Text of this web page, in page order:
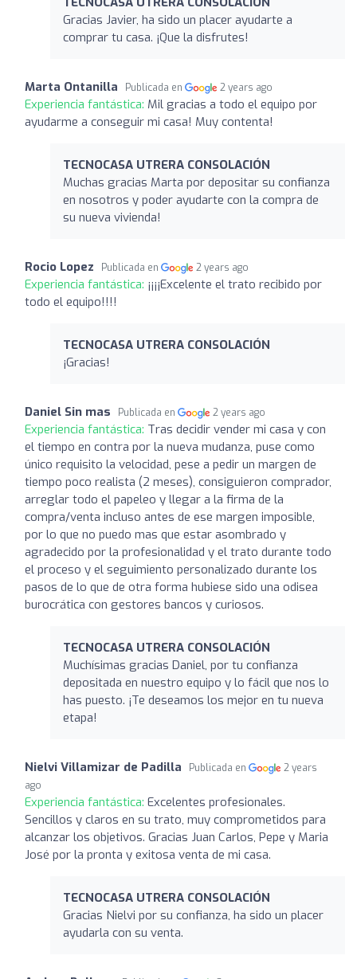
Gracias Javier, ha sido un placer ayudarte a
comprar tu casa. ¡Que la disfrutes!
Marta Ontanilla Publicada en 2 years ago
Experiencia fantástica: Mil gracias a todo el equipo por
ayudarme a conseguir mi casa! Muy contenta!
TECNOCASA UTRERA CONSOLACIÓN
Muchas gracias Marta por depositar su confianza
en nosotros y poder ayudarte con la compra de
su nueva vivienda!
Rocio Lopez Publicada en 2 years ago
Experiencia fantástica: ¡¡¡¡Excelente el trato recibido por
todo el equipo!!!!
TECNOCASA UTRERA CONSOLACIÓN
¡Gracias!
Daniel Sin mas Publicada en 2 years ago
Experiencia fantástica: Tras decidir vender mi casa y con
el tiempo en contra por la nueva mudanza, puse como
único requisito la velocidad, pese a pedir un margen de
tiempo poco realista (2 meses), consiguieron comprador,
arreglar todo el papeleo y llegar a la firma de la
compra/venta incluso antes de ese margen imposible,
por lo que no puedo mas que estar asombrado y
agradecido por la profesionalidad y el trato durante todo
el proceso y el seguimiento personalizado durante los
pasos de lo que de otra forma hubiese sido una odisea
burocrática con gestores bancos y curiosos.
TECNOCASA UTRERA CONSOLACIÓN
Muchísimas gracias Daniel, por tu confianza
depositada en nuestro equipo y lo fácil que nos lo
has puesto. ¡Te deseamos los mejor en tu nueva
etapa!
Nielvi Villamizar de Padilla Publicada en
2 years
ago
Experiencia fantástica: Excelentes profesionales.
Sencillos y claros en su trato, muy comprometidos para
alcanzar los objetivos. Gracias Juan Carlos, Pepe y Maria
José por la pronta y exitosa venta de mi casa.
TECNOCASA UTRERA CONSOLACIÓN
Gracias Nielvi por su confianza, ha sido un placer
ayudarla con su venta.